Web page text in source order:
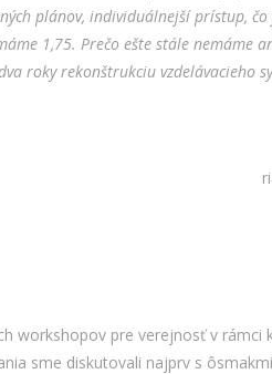
plánov, individuálnejší prístup,
1,75. Prečo ešte stále nemáme
roky rekonštrukciu vzdelávacieho
workshopov pre verejnosť v rámci
sme diskutovali najprv s